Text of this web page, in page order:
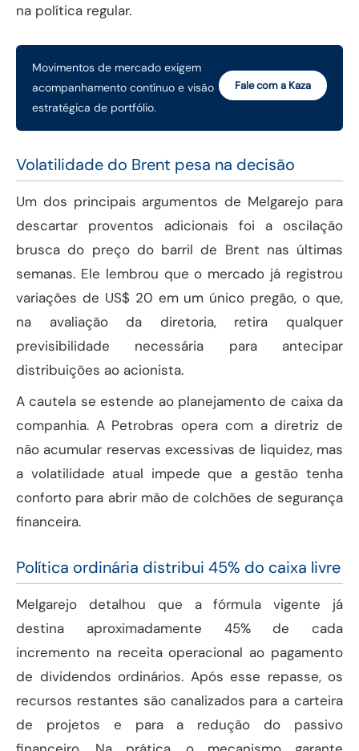
na política regular.
Movimentos de mercado exigem
acompanhamento contínuo e visão
estratégica de portfólio.
Fale com a Kaza
Volatilidade do Brent pesa na decisão
Um dos principais argumentos de Melgarejo para
descartar proventos adicionais foi a oscilação
brusca do preço do barril de Brent nas últimas
semanas. Ele lembrou que o mercado já registrou
variações de US$ 20 em um único pregão, o que,
na avaliação da diretoria, retira qualquer
previsibilidade necessária para antecipar
distribuições ao acionista.
A cautela se estende ao planejamento de caixa da
companhia. A Petrobras opera com a diretriz de
não acumular reservas excessivas de liquidez, mas
a volatilidade atual impede que a gestão tenha
conforto para abrir mão de colchões de segurança
financeira.
Política ordinária distribui 45% do caixa livre
Melgarejo detalhou que a fórmula vigente já
destina aproximadamente 45% de cada
incremento na receita operacional ao pagamento
de dividendos ordinários. Após esse repasse, os
recursos restantes são canalizados para a carteira
de projetos e para a redução do passivo